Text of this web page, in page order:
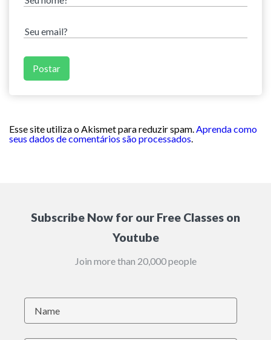
Esse site utiliza o Akismet para reduzir spam.Aprenda como
seus dados de comentários são processados.
Subscribe Now for our Free Classes on
Youtube
Join more than 20,000 people